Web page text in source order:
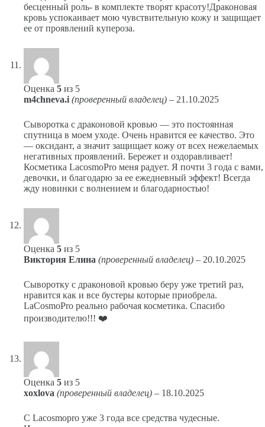
бесценный роль- в комплекте творят красоту!Драконовая
кровь успокаивает мою чувствительную кожу и защищает
ее от проявлений купероза.
Оценка 5 из 5
m4chneva.i (проверенный владелец) – 21.10.2025
Сыворотка с драконовой кровью — это постоянная
спутница в моем уходе. Очень нравится ее качество. Это
— оксидант, а значит защищает кожу от всех нежелаемых
негативных проявлений. Бережет и оздоравливает!
Косметика LacosmoPro меня радует. Я почти 3 года с вами,
девочки, и благодарю за ее ежедневный эффект! Всегда
жду новинки с волнением и благодарностью!
Оценка 5 из 5
Виктория Елина (проверенный владелец) – 20.10.2025
Сыворотку с драконовой кровью беру уже третий раз,
нравится как и все бустеры которые приобрела.
LaCosmoPro реально рабочая косметика. Спасибо
производителю!!! ❤️
Оценка 5 из 5
xoxlova (проверенный владелец) – 18.10.2025
С Lacosmopro уже 3 года все средства чудесные.